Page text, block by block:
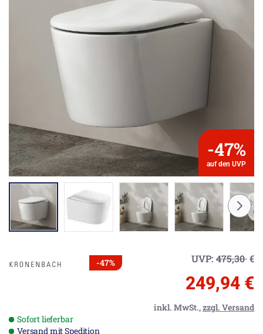
-47%
auf den UVP
-47% UVP: 475,30€
249,94 €
inkl. MwSt.,zzgl. Versand
Sofort lieferbar
Versand mit Spedition